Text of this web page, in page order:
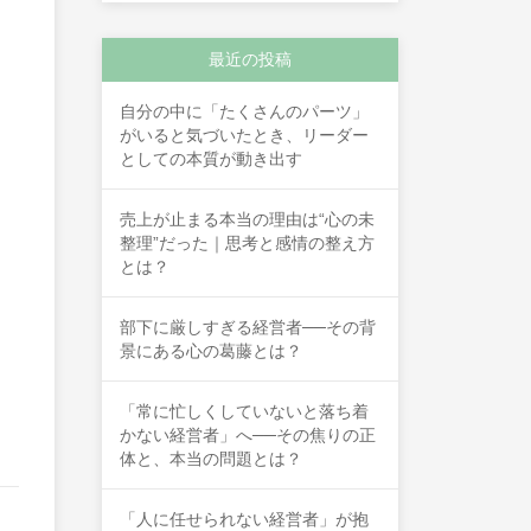
最近の投稿
自分の中に「たくさんのパーツ」
がいると気づいたとき、リーダー
としての本質が動き出す
売上が止まる本当の理由は“心の未
整理”だった｜思考と感情の整え方
とは？
部下に厳しすぎる経営者──その背
景にある心の葛藤とは？
「常に忙しくしていないと落ち着
かない経営者」へ──その焦りの正
体と、本当の問題とは？
「人に任せられない経営者」が抱